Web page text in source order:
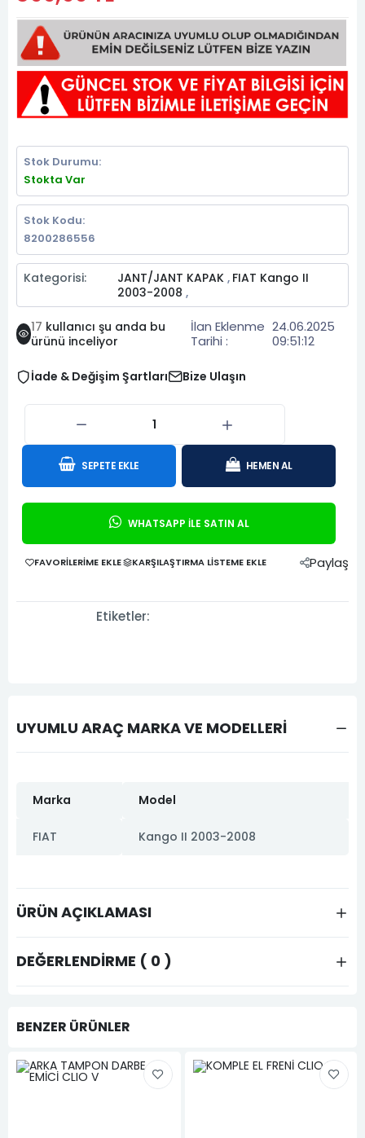
Stok Durumu:
Stokta Var
Stok Kodu:
8200286556
Kategorisi: JANT/JANT KAPAK , FIAT Kango II
2003-2008 ,
17 kullanıcı şu anda bu
ürünü inceliyor
İlan Eklenme
Tarihi :
24.06.2025
09:51:12
İade & Değişim Şartları Bize Ulaşın
SEPETE EKLE HEMEN AL
WHATSAPP İLE SATIN AL
FAVORILERIME EKLE KARŞILAŞTIRMA LISTEME EKLE Paylaş
Etiketler:
UYUMLU ARAÇ MARKA VE MODELLERİ
Marka Model
FIAT Kango II 2003-2008
ÜRÜN AÇIKLAMASI
DEĞERLENDIRME ( 0 )
BENZER ÜRÜNLER